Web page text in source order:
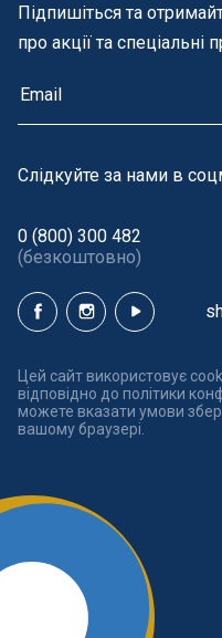
Підпишіться та
про акції та спеціальні
Cлідкуйте за нами в
0 (800) 300 482
(безкоштовно)
Цей сайт використовує
відповідно до політики
можете вказати умови
вашому браузері.